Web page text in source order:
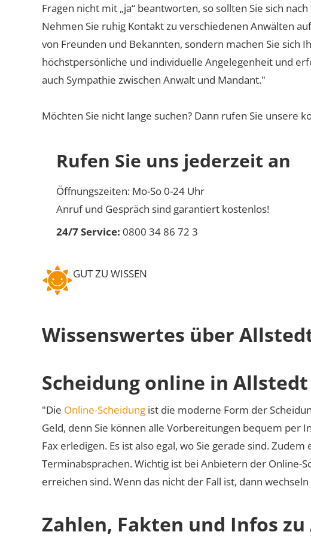
Fragen nicht mit „ja“ beantworten, so sollten Sie sich
Nehmen Sie ruhig Kontakt zu verschiedenen Anwälten
von Freunden und Bekannten, sondern machen Sie sich
höchstpersönliche und individuelle Angelegenheit und
auch Sympathie zwischen Anwalt und Mandant."
Möchten Sie nicht lange suchen? Dann rufen Sie unsere
Rufen Sie uns jederzeit an
Öffnungszeiten: Mo-So 0-24 Uhr
Anruf und Gespräch sind garantiert kostenlos!
24/7 Service: 0800 34 86 72 3
GUT ZU WISSEN
Wissenswertes über
Scheidung online in Allstedt
"Die Online-Scheidung ist die moderne Form der
Geld, denn Sie können alle Vorbereitungen bequem per
Fax erledigen. Es ist also egal, wo Sie gerade sind.
Terminabsprachen. Wichtig ist bei Anbietern der Online-
erreichen sind. Wenn das nicht der Fall ist, dann wechseln
Zahlen, Fakten und Infos